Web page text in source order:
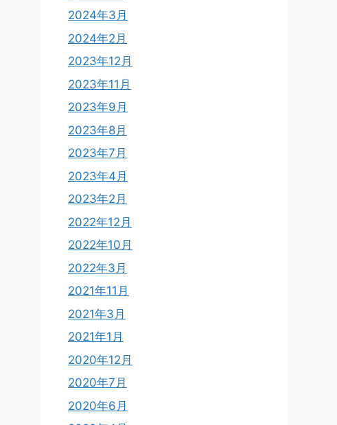
2024年3月
2024年2月
2023年12月
2023年11月
2023年9月
2023年8月
2023年7月
2023年4月
2023年2月
2022年12月
2022年10月
2022年3月
2021年11月
2021年3月
2021年1月
2020年12月
2020年7月
2020年6月